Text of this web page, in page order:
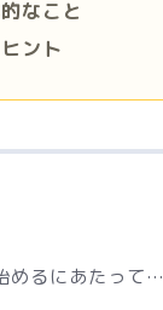
なこと
ント
めるにあたって…